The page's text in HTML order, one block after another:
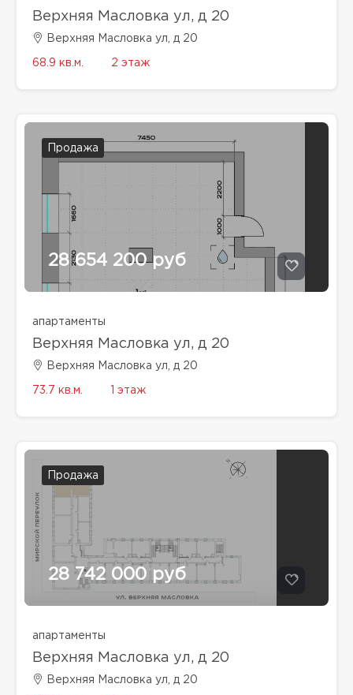
Верхняя Масловка ул, д 20
Верхняя Масловка ул, д 20
68.9 кв.м. 2 этаж
Продажа
28 654 200 руб
апартаменты
Верхняя Масловка ул, д 20
Верхняя Масловка ул, д 20
73.7 кв.м. 1 этаж
Продажа
28 742 000 руб
апартаменты
Верхняя Масловка ул, д 20
Верхняя Масловка ул, д 20